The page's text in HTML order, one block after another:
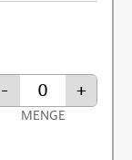
- +
MENGE